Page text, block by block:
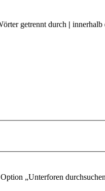
getrennt durch | innerhalb
„Unterforen